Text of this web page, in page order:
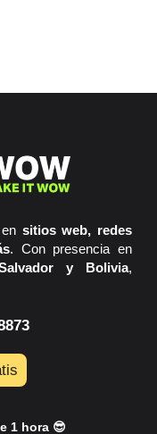
sitios web, redes
. Con presencia en
y Bolivia,
1 hora 😎